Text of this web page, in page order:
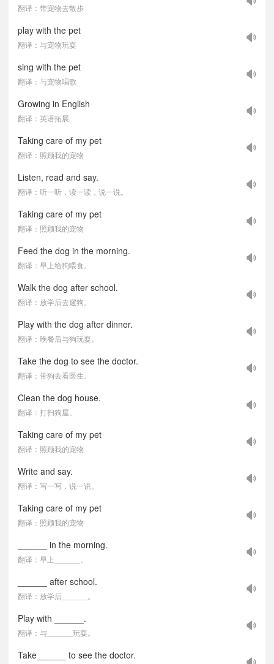
翻译：带宠物去散步
play with the pet
翻译：与宠物玩耍
sing with the pet
翻译：与宠物唱歌
Growing in English
翻译：英语拓展
Taking care of my pet
翻译：照顾我的宠物
Listen, read and say.
翻译：听一听，读一读，说一说。
Taking care of my pet
翻译：照顾我的宠物
Feed the dog in the morning.
翻译：早上给狗喂食。
Walk the dog after school.
翻译：放学后去遛狗。
Play with the dog after dinner.
翻译：晚餐后与狗玩耍。
Take the dog to see the doctor.
翻译：带狗去看医生。
Clean the dog house.
翻译：打扫狗屋。
Taking care of my pet
翻译：照顾我的宠物
Write and say.
翻译：写一写，说一说。
Taking care of my pet
翻译：照顾我的宠物
______ in the morning.
翻译：早上______。
______ after school.
翻译：放学后______。
Play with ______.
翻译：与______玩耍。
Take______ to see the doctor.